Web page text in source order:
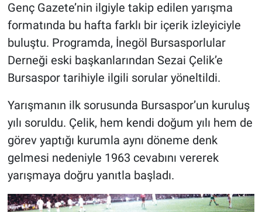
Genç Gazete’nin ilgiyle takip edilen yarışma
formatında bu hafta farklı bir içerik izleyiciyle
buluştu. Programda, İnegöl Bursasporlular
Derneği eski başkanlarından Sezai Çelik’e
Bursaspor tarihiyle ilgili sorular yöneltildi.
Yarışmanın ilk sorusunda Bursaspor’un kuruluş
yılı soruldu. Çelik, hem kendi doğum yılı hem de
görev yaptığı kurumla aynı döneme denk
gelmesi nedeniyle 1963 cevabını vererek
yarışmaya doğru yanıtla başladı.